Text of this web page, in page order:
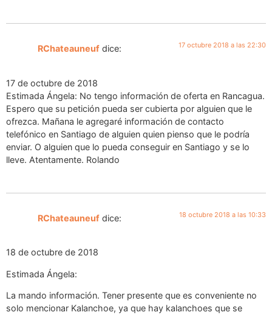
RChateauneuf dice: 17 octubre 2018 a las 22:30
17 de octubre de 2018
Estimada Ángela: No tengo información de oferta en Rancagua.
Espero que su petición pueda ser cubierta por alguien que le
ofrezca. Mañana le agregaré información de contacto
telefónico en Santiago de alguien quien pienso que le podría
enviar. O alguien que lo pueda conseguir en Santiago y se lo
lleve. Atentamente. Rolando
RChateauneuf dice: 18 octubre 2018 a las 10:33
18 de octubre de 2018
Estimada Ángela:
La mando información. Tener presente que es conveniente no
solo mencionar Kalanchoe, ya que hay kalanchoes que se